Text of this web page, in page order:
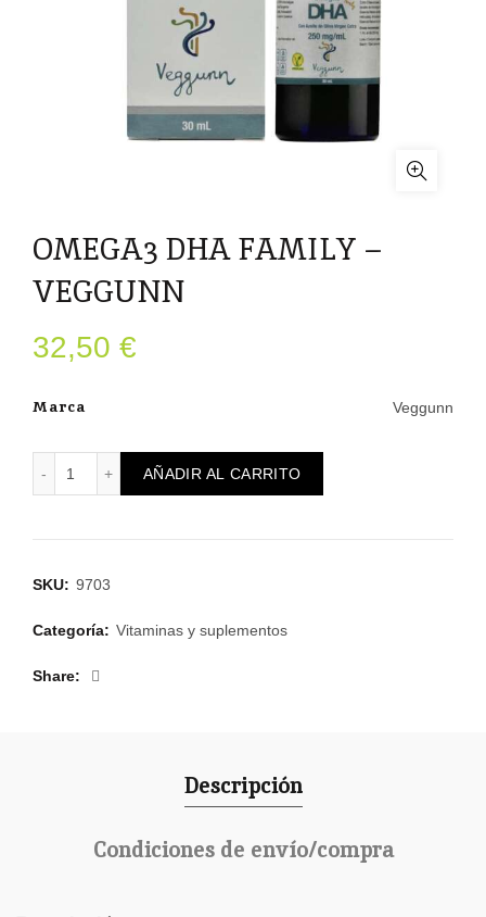
OMEGA3 DHA FAMILY –
VEGGUNN
32,50 €
Marca Veggunn
OMEGA3 DHA FAMILY – VEGGUNN cantidad
AÑADIR AL CARRITO
SKU: 9703
Categoría: Vitaminas y suplementos
Share
Descripción
Condiciones de envío/compra